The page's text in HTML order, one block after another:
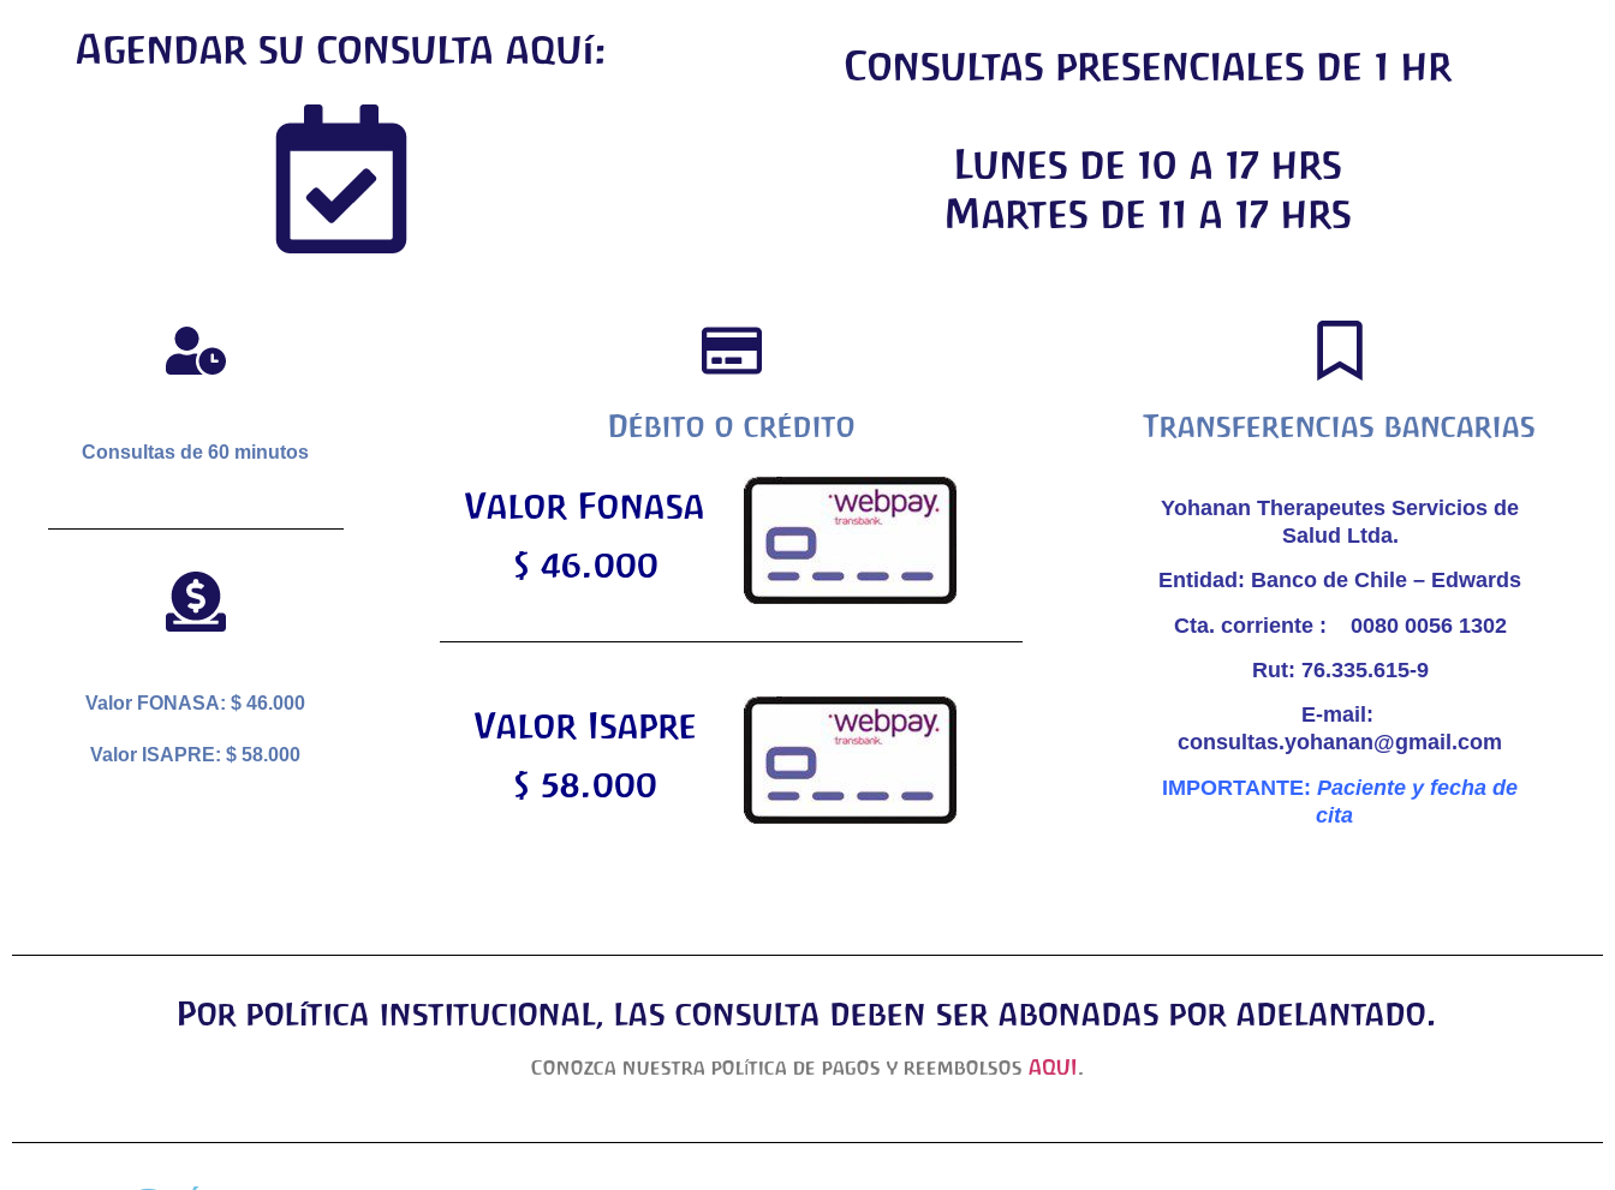
Agendar su consulta aquí: Consultas presenciales de 1 hr
Lunes de 10 a 17 hrs
Martes de 11 a 17 hrs
Consultas de60 minutos
Valor FONASA: $ 46.000
Valor ISAPRE: $ 58.000
Débito o crédito
Valor Fonasa
$ 46.000
Valor Isapre
$ 58.000
Transferencias bancarias
Yohanan Therapeutes Servicios de
Salud Ltda.
Entidad: Banco de Chile – Edwards
Cta. corriente : 0080 0056 1302
Rut: 76.335.615-9
E-mail:
consultas.yohanan@gmail.com
IMPORTANTE:Paciente y fecha de
cita
Por política institucional, las consulta deben ser abonadas por adelantado.
Conozca nuestra política de pagos y reembolsos AQUI.